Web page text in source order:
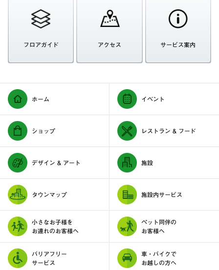
フロアガイド アクセス サービス案内
ホーム イベント
ショップ レストラン & フード
デザイン & アート 施設
タウンマップ 施設内サービス
小さなお子様を
お連れのお客様へ
ペット同伴の
お客様へ
バリアフリー
サービス
車・バイクで
お越しの方へ